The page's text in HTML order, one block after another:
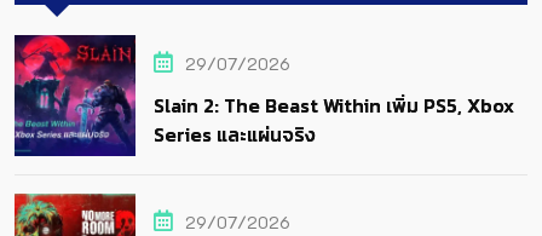
29/07/2026
Slain 2: The Beast Within เพิ่ม PS5, Xbox
Series และแผ่นจริง
29/07/2026